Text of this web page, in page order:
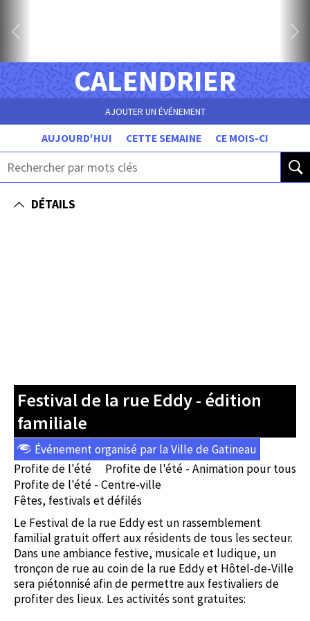
CALENDRIER
AJOUTER UN ÉVÉNEMENT
AUJOURD'HUI CETTE SEMAINE CE MOIS-CI
DÉTAILS
Festival de la rue Eddy - édition
familiale
Événement organisé par la Ville de Gatineau
Profite de l'été
Profite de l'été - Animation pour tous
Profite de l'été - Centre-ville
Fêtes, festivals et défilés
Le Festival de la rue Eddy est un rassemblement
familial gratuit offert aux résidents de tous les secteur.
Dans une ambiance festive, musicale et ludique, un
tronçon de rue au coin de la rue Eddy et Hôtel-de-Ville
sera piétonnisé afin de permettre aux festivaliers de
profiter des lieux. Les activités sont gratuites: